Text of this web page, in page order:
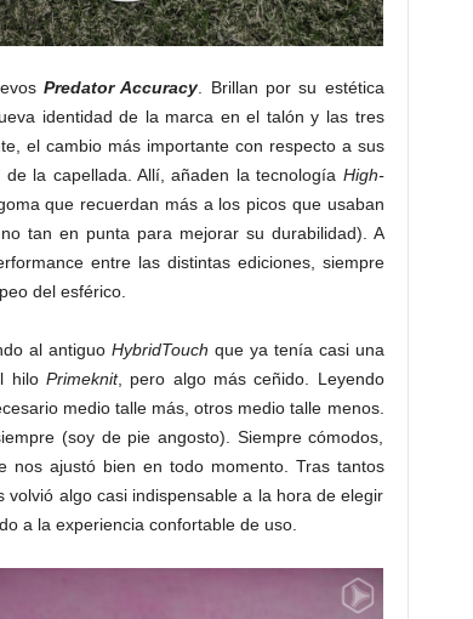
Predator Accuracy . Brillan por su estética
identidad de la marca en el talón y las tres
el cambio más importante con respecto a sus
de la capellada. Allí, añaden la tecnología High-
que recuerdan más a los picos que usaban
tan en punta para mejorar su durabilidad). A
entre las distintas ediciones, siempre
del esférico.
al antiguo HybridTouch que ya tenía casi una
hilo Primeknit, pero algo más ceñido. Leyendo
medio talle más, otros medio talle menos.
(soy de pie angosto). Siempre cómodos,
nos ajustó bien en todo momento. Tras tantos
algo casi indispensable a la hora de elegir
a la experiencia confortable de uso.
histórico,
el cuero
los
toque de
en todas
que
y, según